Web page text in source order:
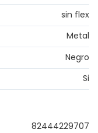
sin flex
Metal
Negro
Si
82444229707